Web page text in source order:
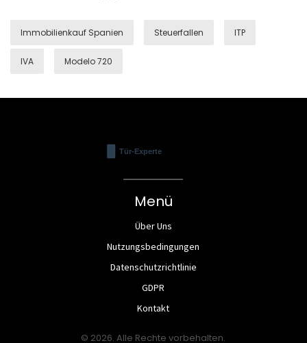
Immobilienkauf Spanien Steuerfallen ITP
IVA Modelo 720
Menü
Über Uns
Nutzungsbedingungen
Datenschutzrichtlinie
GDPR
Kontakt
© 2026. Alle Rechte vorbehalten.